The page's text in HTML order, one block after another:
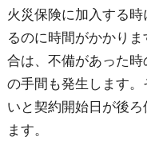
火災保険に加入する
るのに時間がかかり
合は、不備があった
の手間も発生します
いと契約開始日が後
ます。